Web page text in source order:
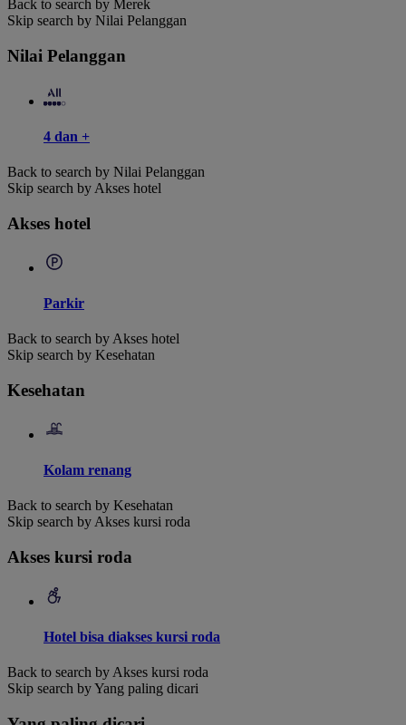
Back to search by Merek
Skip search by Nilai Pelanggan
Nilai Pelanggan
4 dan +
Back to search by Nilai Pelanggan
Skip search by Akses hotel
Akses hotel
Parkir
Back to search by Akses hotel
Skip search by Kesehatan
Kesehatan
Kolam renang
Back to search by Kesehatan
Skip search by Akses kursi roda
Akses kursi roda
Hotel bisa diakses kursi roda
Back to search by Akses kursi roda
Skip search by Yang paling dicari